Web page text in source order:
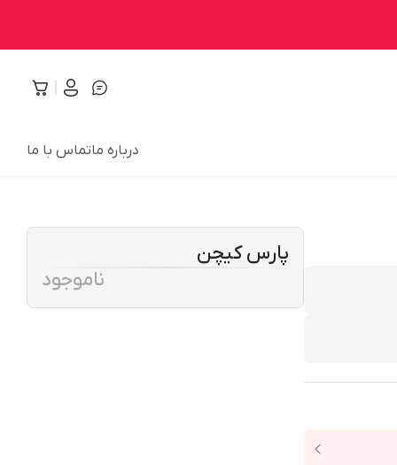
درباره ماتماس با ما
پارس کیچن
ناموجود